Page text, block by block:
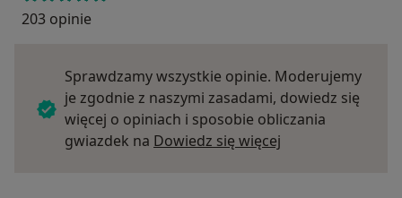
203 opinie
Sprawdzamy wszystkie opinie. Moderujemy
je zgodnie z naszymi zasadami, dowiedz się
więcej o opiniach i sposobie obliczania
gwiazdek na Dowiedz się więcej